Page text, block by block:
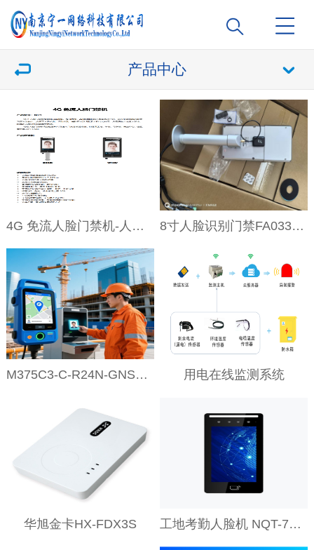
产品中心
4G 免流人脸门禁机-人脸门禁终端M71 8寸人脸识别门禁FA033-KC-TR7
M375C3-C-R24N-GNSS-CS-1703 用电在线监测系统
华旭金卡HX-FDX3S 工地考勤人脸机 NQT-71RLSB-E